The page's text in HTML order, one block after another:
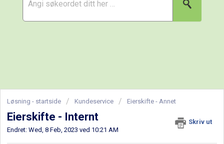
Løsning - startside Kundeservice Eierskifte - Annet
Eierskifte - Internt
Skriv ut
Endret: Wed, 8 Feb, 2023 ved 10:21 AM